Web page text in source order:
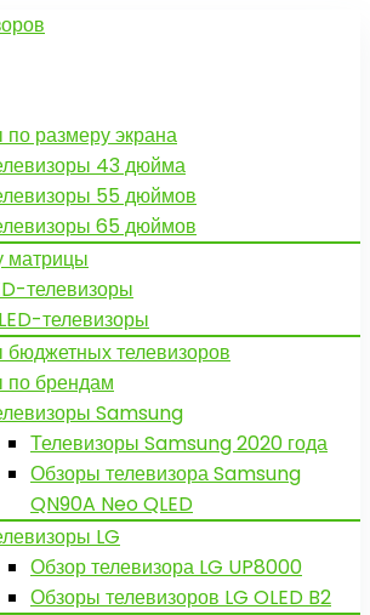
размеру экрана
43 дюйма
55 дюймов
65 дюймов
матрицы
телевизоры
телевизоры
телевизоров
по брендам
Samsung
Телевизоры Samsung 2020 года
Обзоры телевизора Samsung
QN90A Neo QLED
LG
Обзор телевизора LG UP8000
Обзоры телевизоров LG OLED B2